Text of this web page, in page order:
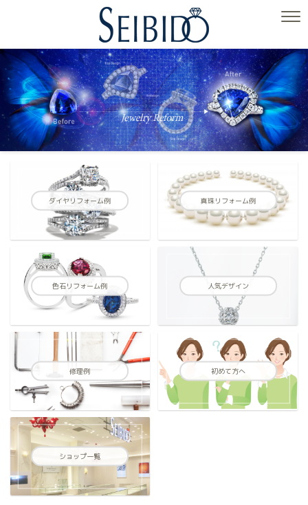
ダイヤリフォーム例 真珠リフォーム例
色石リフォーム例 人気デザイン
修理例 初めて方へ
ショップ一覧